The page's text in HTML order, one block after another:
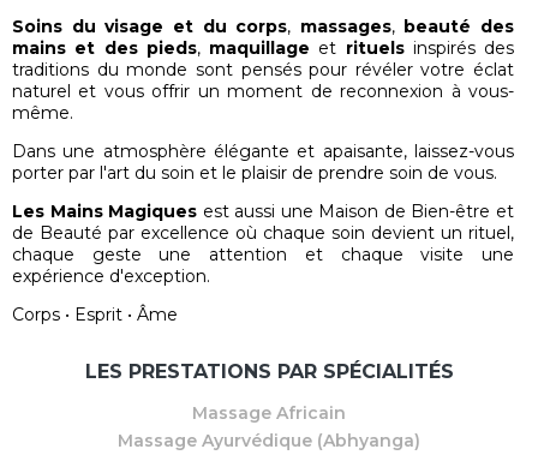
Soins du visage et du corps, massages, beauté des
mains et des pieds, maquillage et rituelsinspirés des
traditions du monde sont pensés pour révéler votre éclat
naturel et vous offrir un moment de reconnexion à vous-
même.
Dans une atmosphère élégante et apaisante, laissez-vous
porter par l'art du soin et le plaisir de prendre soin de vous.
Les Mains Magiques est aussi une Maison de Bien-être et
de Beauté par excellence où chaque soin devient un rituel,
chaque geste une attention et chaque visite une
expérience d'exception.
Corps • Esprit • Âme
LES PRESTATIONS PAR SPÉCIALITÉS
Massage Africain
Massage Ayurvédique (Abhyanga)